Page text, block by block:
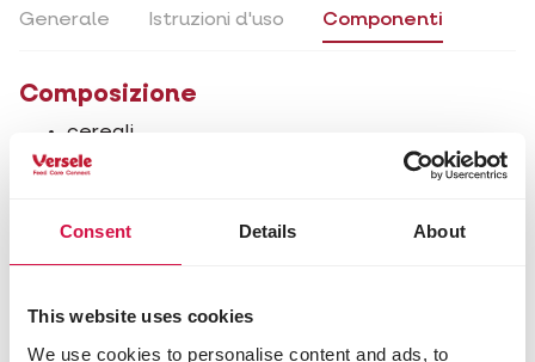
Consent Details About
This website uses cookies
We use cookies to personalise content and ads, to
Generale Istruzioni d'uso Componenti
Composizione
cereali
oli e grassi
Contenuti Analitici
tenore in materia grassa 24,0%
ceneri grezze 3,5%